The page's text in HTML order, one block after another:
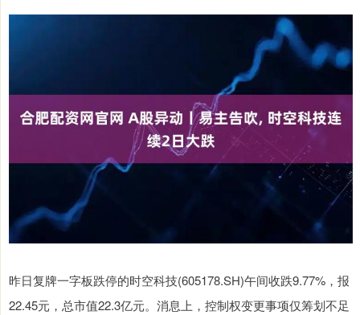
昨日复牌一字板跌停的时空科技(605178.SH)午间收跌9.77%，报
22.45元，总市值22.3亿元。消息上，控制权变更事项仅筹划不足